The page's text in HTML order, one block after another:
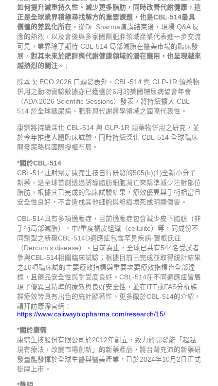
如何提升減重持久性、減少更多脂肪，同時改善代謝健康，這
正是全球業界積極尋找解方的重要課題，也是CBL-514最具
價值的差異化所在 。從Dr. Sharma演講結束後，現場 Q&A 反
應的熱烈，以及會後與多家國際肥胖領域產業代表進一步交流
可見，業界除了期待 CBL-514 局部減脂在醫美市場的臨床發
展， 對其未來於肥胖與代謝健康領域的潛在應用，也呈現越來
越熱烈的關注。 」
除本次 ECO 2026 口頭發表外，CBL-514 與 GLP-1R 類藥物
併用之動物實驗數據亦已獲選於6月的美國糖尿病協會年會
（ADA 2026 Scientific Sessions）發表，將持續擴大 CBL-
514 於全球糖尿病、肥胖與代謝醫學領域之國際代表性。
康霈將持續深化 CBL-514 與 GLP-1R 類藥物併用之研究，並
於今年推進人體臨床試驗，同時持續深化 CBL-514 全球臨床
開發策略與國際授權布局。
*關於CBL-514
CBL-514注射劑是康霈生技自行研發的505(b)(1)全新小分子
新藥，是全球首創透過誘導脂肪細胞凋亡來精準減少注射部位
脂肪，根據其已完成的臨床試驗結果，療效優異與手術相當且
安全性良好，不會造成其他細胞與組織壞死或明顯傷害。
CBL-514具有多項適應症，目前適應症包含減少皮下脂肪（非
手術局部減脂）、中/重度橘皮組織（cellulite）等，同成份不
同劑型之新藥CBL-514D適應症包含罕見疾病-竇根氏症
（Dercum’s disease）。目前為止，全球已共有544名受試者
參與CBL-514相關臨床試驗；根據目前已完成並取得統計結果
之10項臨床試的主要療效指標與重要次要療效指標皆全部達
標，且藥品安全性與耐受度良好。CBL-514在不同適應症皆展
現了優異且精準的療效與良好安全性，並在ITT或FAS分析族
群療效皆具有出色的統計顯著性。更多關於CBL-514的介紹，
請拜訪康霈官網：
https://www.caliwaybiopharma.com/research/15/
*關於康霈
康霈生技股份有限公司於2012年創立，致力於開發能「超越
現有療法，改變市場創新」的新藥產品，將台灣充沛的新藥研
發量能發揮於全球生醫與醫美產業，已於2024年10月2日正式
掛牌上市。